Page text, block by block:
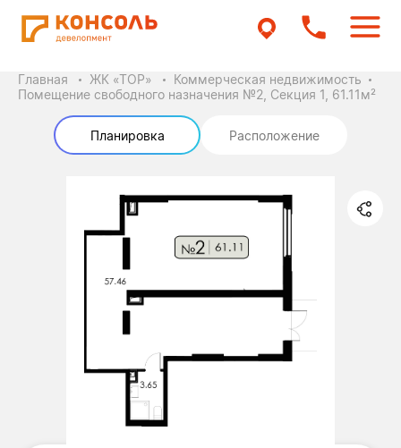
Главная ЖК «ТОР»
Коммерческая недвижимость
Помещение свободного назначения №2, Секция 1, 61.11м²
Планировка Расположение